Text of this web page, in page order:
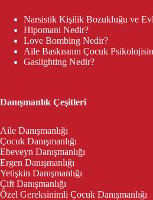
Narsistik Kişilik Bozukluğu ve
Hipomani Nedir?
Love Bombing Nedir?
Aile Baskısının Çocuk
Gaslighting Nedir?
Danışmanlık Çeşitleri
Aile Danışmanlığı
Çocuk Danışmanlığı
Ebeveyn Danışmanlığı
Ergen Danışmanlığı
Yetişkin Danışmanlığı
Çift Danışmanlığı
Özel Gereksinimli Çocuk Danışmanlığı